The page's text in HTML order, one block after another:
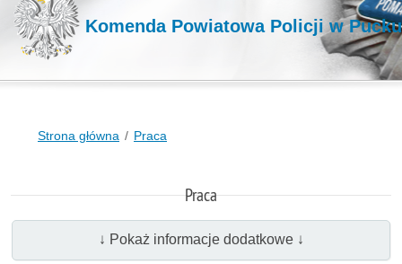
Komenda Powiatowa Policji w Pucku
Strona główna Praca
Praca
↓ Pokaż informacje dodatkowe ↓